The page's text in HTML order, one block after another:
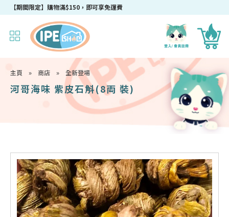
成為IPEshop會員，新會員即可獲得迎新$50購物優惠碼！
主頁 » 商店 » 全新登場
河哥海味 紫皮石斛(8両 裝)